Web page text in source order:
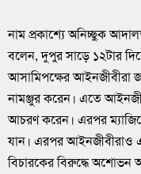
নাম প্রকাশ্যে অনিচ্ছুক
বলেন, দুপুর সাড়ে ১২টার
আসামিপক্ষের আইনজীবীরা
নামঞ্জুর করেন। এতে
আচরণ করেন। এরপর
যান। এরপর আইনজীবীরাও
বিচারকের বিরুদ্ধে